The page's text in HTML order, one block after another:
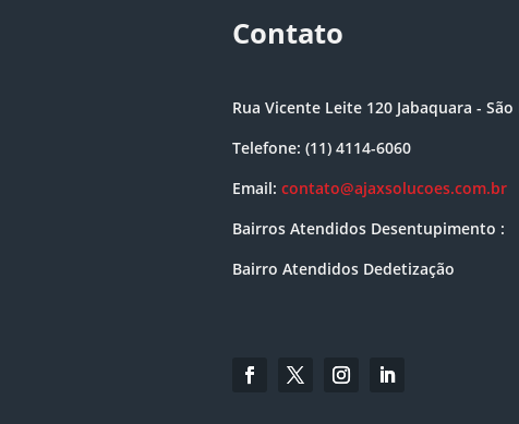
Contato
Rua Vicente Leite 120 Jabaquara - São
Telefone: (11) 4114-6060
Email: contato@ajaxsolucoes.com.br
Bairros Atendidos Desentupimento :
Bairro Atendidos Dedetização